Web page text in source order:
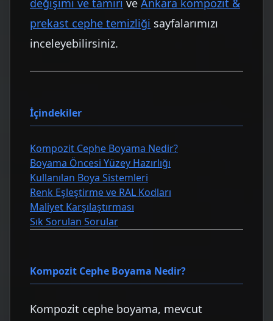
değişimi ve tamiri ve Ankara kompozit &
prekast cephe temizliği sayfalarımızı
inceleyebilirsiniz.
İçindekiler
Kompozit Cephe Boyama Nedir?
Boyama Öncesi Yüzey Hazırlığı
Kullanılan Boya Sistemleri
Renk Eşleştirme ve RAL Kodları
Maliyet Karşılaştırması
Sık Sorulan Sorular
Kompozit Cephe Boyama Nedir?
Kompozit cephe boyama, mevcut